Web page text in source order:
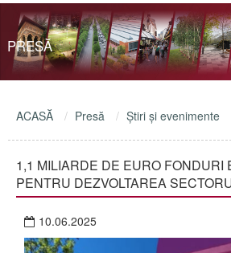
PRESĂ
ACASĂ Presă Ştiri şi evenimente
1,1 MILIARDE DE EURO FONDURI
PENTRU DEZVOLTAREA
10.06.2025